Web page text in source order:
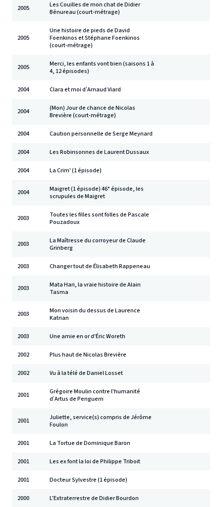
2005
Les Couilles de mon chat de Didier
Bénureau (court-métrage)
2005
Une histoire de pieds de David
Foenkinos et Stéphane Foenkinos
(court-métrage)
2005
Merci, les enfants vont bien (saisons 1 à
4, 12 épisodes)
2004 Clara et moi d’Arnaud Viard
2004
(Mon) Jour de chance de Nicolas
Brevière (court-métrage)
2004 Caution personnelle de Serge Meynard
2004 Les Robinsonnes de Laurent Dussaux
2004 La Crim' (1 épisode)
2004
Maigret (1 épisode) 46° épisode, les
scrupules de Maigret
2003
Toutes les filles sont folles de Pascale
Pouzadoux
2003
La Maîtresse du corroyeur de Claude
Grinberg
2003 Changer tout de Élisabeth Rappeneau
2003
Mata Hari, la vraie histoire de Alain
Tasma
2003
Mon voisin du dessus de Laurence
Katrian
2003 Une amie en or d'Éric Woreth
2002 Plus haut de Nicolas Brevière
2002 Vu à la télé de Daniel Losset
2001
Grégoire Moulin contre l'humanité
d’Artus de Penguern
2001
Juliette, service(s) compris de Jérôme
Foulon
2001 La Tortue de Dominique Baron
2001 Les ex font la loi de Philippe Triboit
2001 Docteur Sylvestre (1 épisode)
2000 L'Extraterrestre de Didier Bourdon